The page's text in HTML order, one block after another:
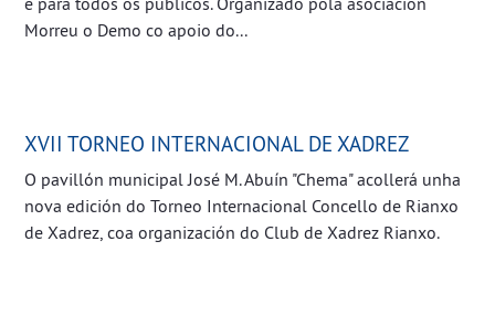
Morreu o Demo co apoio do...
XVII TORNEO INTERNACIONAL DE XADREZ
O pavillón municipal José M. Abuín "Chema" acollerá unha
nova edición do Torneo Internacional Concello de Rianxo
de Xadrez, coa organización do Club de Xadrez Rianxo.